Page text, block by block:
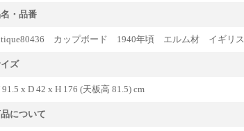
・品番
カップボード 1940年頃 エルム材 イギリス
ズ
91.5 x D 42 x H 176 (天板高 81.5) cm
について